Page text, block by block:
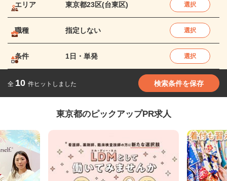
エリア 東京都23区(台東区) 選択
職種 指定しない 選択
条件 1日・単発 選択
全 10 件ヒットしました 検索条件を保存
東京都のピックアップPR求人